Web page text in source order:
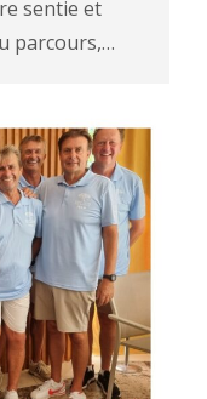
sentie et
parcours,…